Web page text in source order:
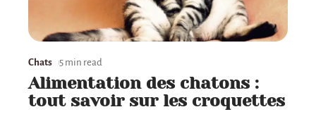
Chats 5 min read
Alimentation des chatons :
tout savoir sur les croquettes